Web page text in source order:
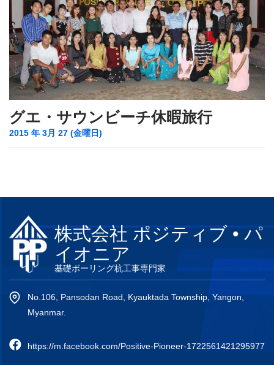
グエ・サウンビーチ休暇旅行
2015 年 3月 27 (金曜日)
株式会社 ポジティブ • パ
イオニア
基礎ボーリング杭工事専門家
No.106, Pansodan Road, Kyauktada Township, Yangon,
Myanmar.
https://m.facebook.com/Positive-Pioneer-1722561421295977